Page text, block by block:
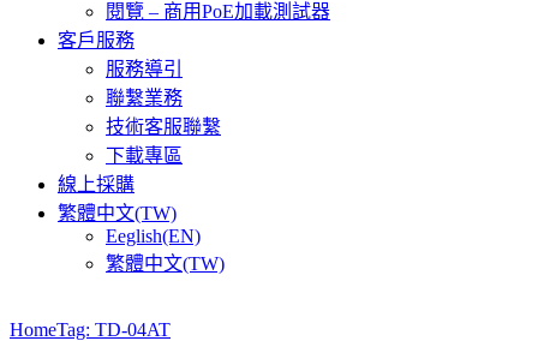
閱覽 – 商用PoE加載測試器
客戶服務
服務導引
聯繫業務
技術客服聯繫
下載專區
線上採購
繁體中文(TW)
Eeglish(EN)
繁體中文(TW)
HomeTag: TD-04AT